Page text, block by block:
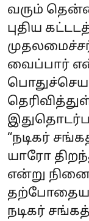
வரும்
புதிய
வைப்பார்
“நடிகர்
யாரோ
என்று
தற்போதைய
நடிகர்